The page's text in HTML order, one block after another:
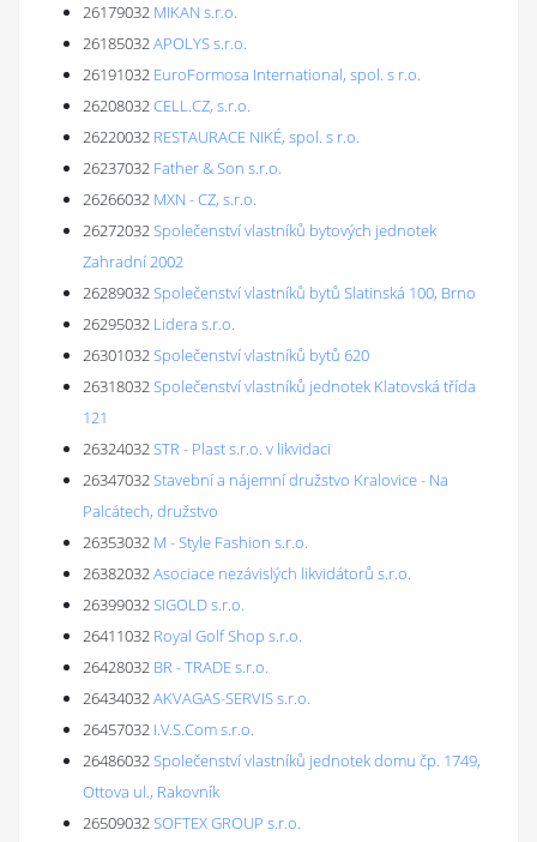
26179032 MIKAN s.r.o.
26185032APOLYS s.r.o.
26191032 EuroFormosa International, spol. s r.o.
26208032CELL.CZ, s.r.o.
26220032 RESTAURACE NIKÉ, spol. s r.o.
26237032 Father & Son s.r.o.
26266032 MXN - CZ, s.r.o.
26272032Společenství vlastníků bytových jednotek
Zahradní 2002
26289032Společenství vlastníků bytů Slatinská 100, Brno
26295032 Lidera s.r.o.
26301032Společenství vlastníků bytů 620
26318032Společenství vlastníků jednotek Klatovská třída
121
26324032STR - Plast s.r.o. v likvidaci
26347032Stavební a nájemní družstvo Kralovice - Na
Palcátech, družstvo
26353032 M - Style Fashion s.r.o.
26382032Asociace nezávislých likvidátorů s.r.o.
26399032SIGOLD s.r.o.
26411032 Royal Golf Shop s.r.o.
26428032 BR - TRADE s.r.o.
26434032AKVAGAS-SERVIS s.r.o.
26457032 I.V.S.Com s.r.o.
26486032Společenství vlastníků jednotek domu čp. 1749,
Ottova ul., Rakovník
26509032SOFTEX GROUP s.r.o.